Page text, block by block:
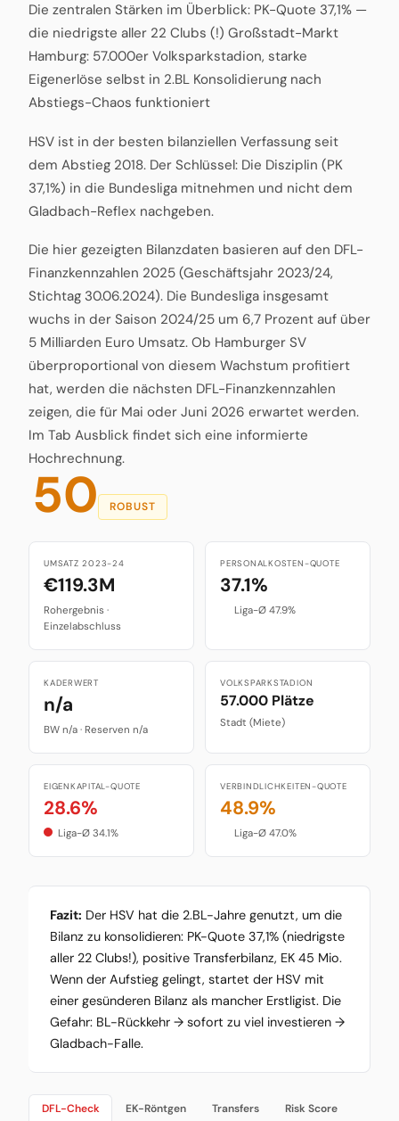
Die zentralen Stärken im Überblick: PK-Quote 37,1% —
die niedrigste aller 22 Clubs (!) Großstadt-Markt
Hamburg: 57.000er Volksparkstadion, starke
Eigenerlöse selbst in 2.BL Konsolidierung nach
Abstiegs-Chaos funktioniert
HSV ist in der besten bilanziellen Verfassung seit
dem Abstieg 2018. Der Schlüssel: Die Disziplin (PK
37,1%) in die Bundesliga mitnehmen und nicht dem
Gladbach-Reflex nachgeben.
Die hier gezeigten Bilanzdaten basieren auf den DFL-
Finanzkennzahlen 2025 (Geschäftsjahr 2023/24,
Stichtag 30.06.2024). Die Bundesliga insgesamt
wuchs in der Saison 2024/25 um 6,7 Prozent auf über
5 Milliarden Euro Umsatz. Ob Hamburger SV
überproportional von diesem Wachstum profitiert
hat, werden die nächsten DFL-Finanzkennzahlen
zeigen, die für Mai oder Juni 2026 erwartet werden.
Im Tab Ausblick findet sich eine informierte
Hochrechnung.
50 ROBUST
UMSATZ 2023-24
€119.3M
Rohergebnis ·
Einzelabschluss
PERSONALKOSTEN-QUOTE
37.1%
Liga-Ø 47.9%
KADERWERT
n/a
BW n/a · Reserven n/a
VOLKSPARKSTADION
57.000 Plätze
Stadt (Miete)
EIGENKAPITAL-QUOTE
28.6%
Liga-Ø 34.1%
VERBINDLICHKEITEN-QUOTE
48.9%
Liga-Ø 47.0%
Fazit: Der HSV hat die 2.BL-Jahre genutzt, um die
Bilanz zu konsolidieren: PK-Quote 37,1% (niedrigste
aller 22 Clubs!), positive Transferbilanz, EK 45 Mio.
Wenn der Aufstieg gelingt, startet der HSV mit
einer gesünderen Bilanz als mancher Erstligist. Die
Gefahr: BL-Rückkehr → sofort zu viel investieren →
Gladbach-Falle.
DFL-Check EK-Röntgen Transfers Risk Score